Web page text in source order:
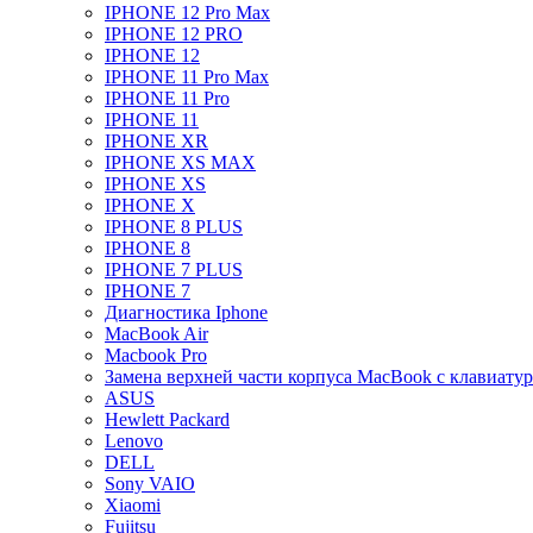
IPHONE 12 Pro Max
IPHONE 12 PRO
IPHONE 12
IPHONE 11 Pro Max
IPHONE 11 Pro
IPHONE 11
IPHONE XR
IPHONE XS MAX
IPHONE XS
IPHONE X
IPHONE 8 PLUS
IPHONE 8
IPHONE 7 PLUS
IPHONE 7
Диагностика Iphone
MacBook Air
Macbook Pro
Замена верхней части корпуса MacBook с
ASUS
Hewlett Packard
Lenovo
DELL
Sony VAIO
Xiaomi
Fujitsu